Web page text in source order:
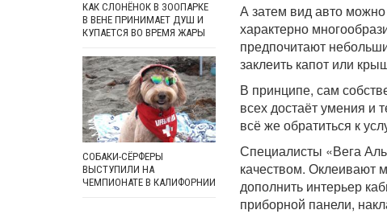
А затем вид авто
характерно
предпочитают
заклеить капот или
В принципе, сам
всех достаёт умения и
всё же обратиться к
Специалисты «Вега
качеством. Оклеивают
дополнить интерьер
приборной панели,
КАК СЛОНЁНОК В ЗООПАРКЕ
В ВЕНЕ ПРИНИМАЕТ ДУШ И
КУПАЕТСЯ ВО ВРЕМЯ ЖАРЫ
СОБАКИ-СЁРФЕРЫ
ВЫСТУПИЛИ НА
ЧЕМПИОНАТЕ В КАЛИФОРНИИ